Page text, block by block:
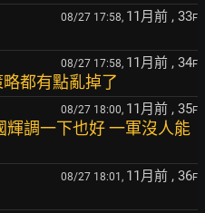
08/27 17:58, 11月前 , 33F
08/27 17:58, 11月前 , 34F
都有點亂掉了
08/27 18:00, 11月前 , 35F
輝調一下也好 一軍沒人能
08/27 18:01, 11月前 , 36F